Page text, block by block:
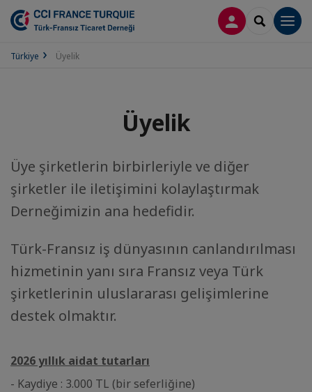
LOG INSEARCH
Türkiye Üyelik
Üyelik
Üye şirketlerin birbirleriyle ve diğer
şirketler ile iletişimini kolaylaştırmak
Derneğimizin ana hedefidir.
Türk-Fransız iş dünyasının canlandırılması
hizmetinin yanı sıra Fransız veya Türk
şirketlerinin uluslararası gelişimlerine
destek olmaktır.
2026 yıllık aidat tutarları
- Kaydiye : 3.000 TL (bir seferliğine)